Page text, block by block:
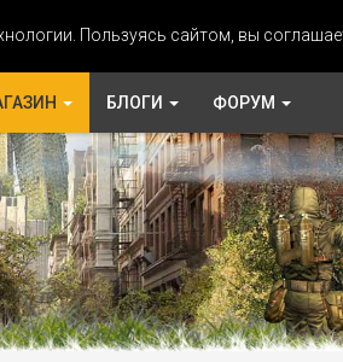
Пользуясь сайтом, вы
БЛОГИ ФОРУМ